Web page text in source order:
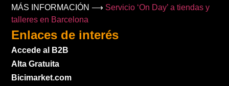
MÁS INFORMACIÓN ⟶ Servicio ‘On Day’ a tiendas y
talleres en Barcelona
Enlaces de interés
Accede al B2B
Alta Gratuita
Bicimarket.com